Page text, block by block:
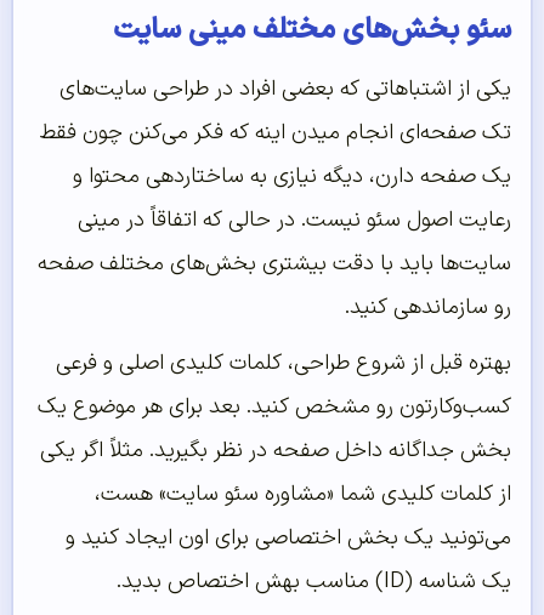
سئو بخش‌های مختلف مینی سایت
یکی از اشتباهاتی که بعضی افراد در طراحی سایت‌های
تک صفحه‌ای انجام میدن اینه که فکر می‌کنن چون فقط
یک صفحه دارن، دیگه نیازی به ساختاردهی محتوا و
رعایت اصول سئو نیست. در حالی که اتفاقاً در مینی
سایت‌ها باید با دقت بیشتری بخش‌های مختلف صفحه
رو سازماندهی کنید.
بهتره قبل از شروع طراحی، کلمات کلیدی اصلی و فرعی
کسب‌وکارتون رو مشخص کنید. بعد برای هر موضوع یک
بخش جداگانه داخل صفحه در نظر بگیرید. مثلاً اگر یکی
از کلمات کلیدی شما «مشاوره سئو سایت» هست،
می‌تونید یک بخش اختصاصی برای اون ایجاد کنید و
یک شناسه (ID) مناسب بهش اختصاص بدید.